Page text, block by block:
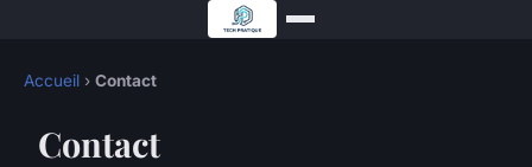
Accueil › Contact
Contact